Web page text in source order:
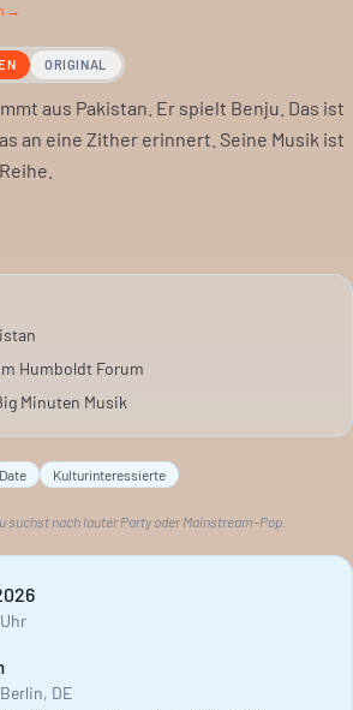
→
ORIGINAL
aus Pakistan. Er spielt Benju. Das ist
an eine Zither erinnert. Seine Musik ist
Forum statt. Es ist eine Label
Begegnungen. Das Label
Humboldt Forum
Minuten Musik
Date Kulturinteressierte
suchst nach lauter Party oder Mainstream-Pop.
DE